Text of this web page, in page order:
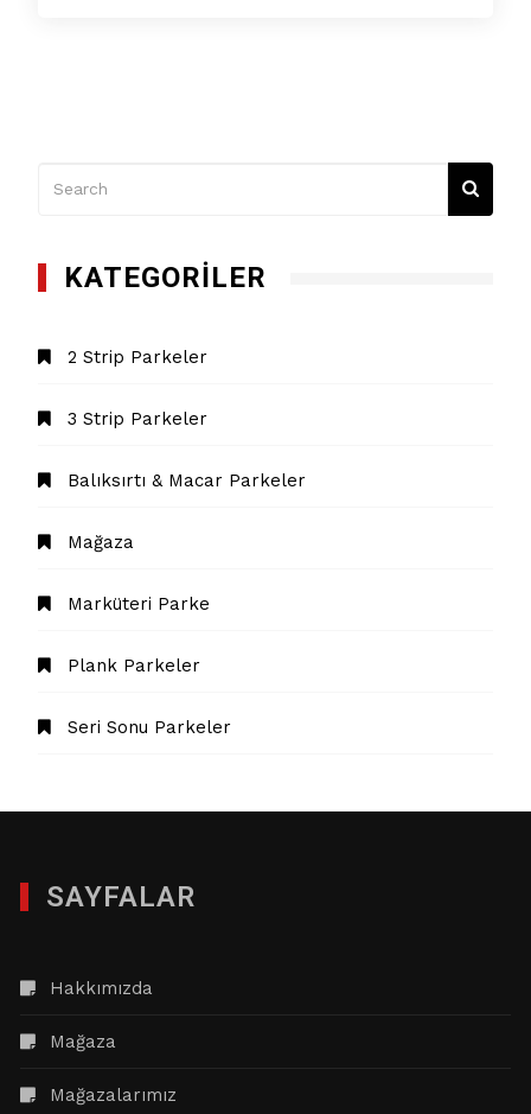
KATEGORILER
2 Strip Parkeler
3 Strip Parkeler
Balıksırtı & Macar Parkeler
Mağaza
Marküteri Parke
Plank Parkeler
Seri Sonu Parkeler
SAYFALAR
Hakkımızda
Mağaza
Mağazalarımız